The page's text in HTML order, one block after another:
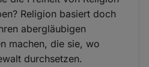
Religion basiert doch
abergläubigen
machen, die sie, wo
durchsetzen.